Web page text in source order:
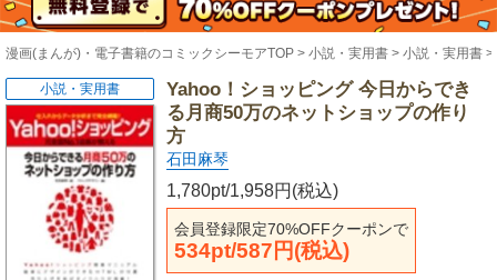
漫画(まんが)・電子書籍のコミックシーモアTOP 小説・実用書 小説・実用書
Yahoo！ショッピング 今日からでき
る月商50万のネットショップの作り
方
石田麻琴
1,780pt/1,958円(税込)
会員登録限定70%OFFクーポンで
534pt/587円(税込)
小説・実用書